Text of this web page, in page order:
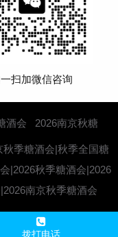
扫加微信咨询
酒会 2026南京秋糖
季糖酒会|秋季全国糖
|2026秋季糖酒会|2026
南京秋季糖酒会
拨打电话